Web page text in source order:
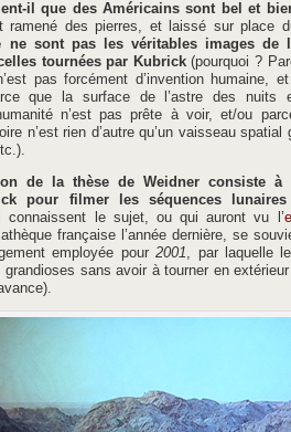
il que des Américains sont bel et
ramené des pierres, et laissé sur place
ne sont pas les véritables images de
tournées par Kubrick(pourquoi ?
pas forcément d’invention humaine,
que la surface de l’astre des nuits
n’est pas prête à voir, et/ou
n’est rien d’autre qu’un vaisseau
de la thèse de Weidner consiste à
pour filmer les séquences lunaires
connaissent le sujet, ou qui auront vu l’
française l’année dernière, se
employée pour2001, par laquelle
grandioses sans avoir à tourner en